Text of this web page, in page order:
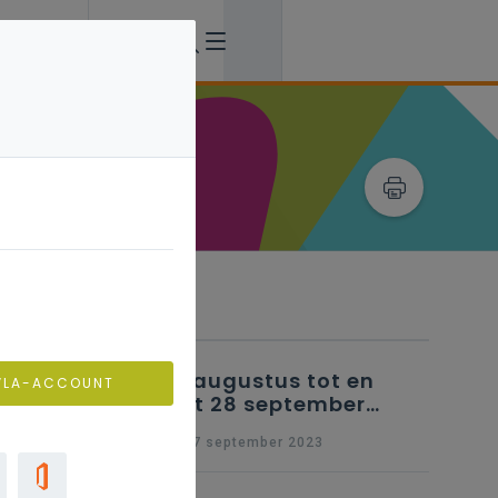
25 augustus tot en
met 28 september
vragen
wo 27 september 2023
ACCOUNT